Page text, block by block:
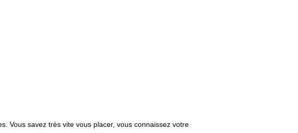
Vous savez très vite vous placer, vous connaissez votre